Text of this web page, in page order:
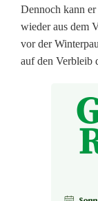
Dennoch kann
wieder aus dem
vor der
auf den Verbleib